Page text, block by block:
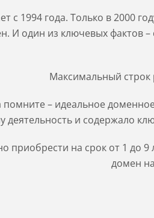
с 1994 года. Только в 2000
И один из ключевых фактов –
Максимальный строк
– идеальное
деятельность и содержало
приобрести на срок от 1 до 9
домен